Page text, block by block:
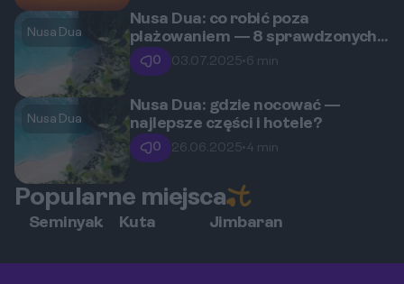
Nusa Dua
Nusa Dua: co robić poza
plażowaniem — 8 sprawdzonych
pomysłów?
0 03.07.2025• 6 min
Nusa Dua
Nusa Dua: gdzie nocować —
najlepsze części i hotele?
0 26.06.2025• 4 min
Popularne miejsca
Seminyak Kuta Jimbaran